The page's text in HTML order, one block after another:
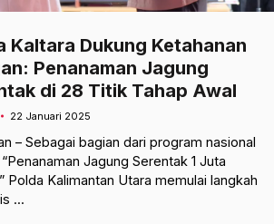
Kaltara Dukung Ketahanan
Penanaman Jagung
di 28 Titik Tahap Awal
22 Januari 2025
– Sebagai bagian dari program nasional
Jagung Serentak 1 Juta
Polda Kalimantan Utara memulai langkah
...